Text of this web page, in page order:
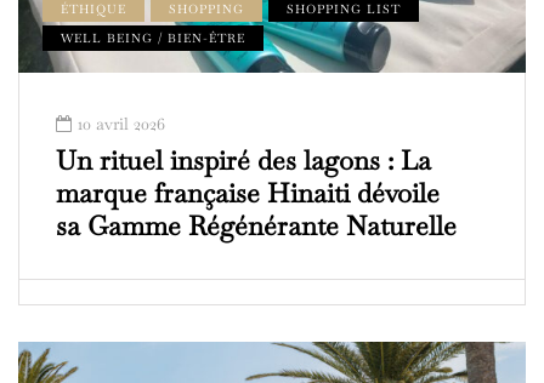
ÉTHIQUE
SHOPPING
SHOPPING LIST
WELL BEING / BIEN-ÊTRE
10 avril 2026
Un rituel inspiré des lagons : La
marque française Hinaiti dévoile
sa Gamme Régénérante Naturelle